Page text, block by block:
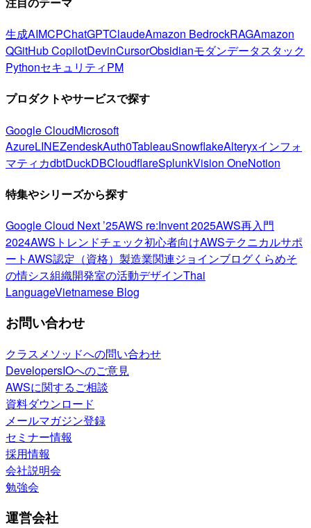
生成AIMCPChatGPTClaudeAmazon BedrockRAGAmazon
QGitHub CopilotDevinCursorObsidianモダンデータスタック
PythonセキュリティPM
プロダクトやサービスで探す
Google CloudMicrosoft
AzureLINEZendeskAuth0TableauSnowflakeAlteryxインフォ
マティカdbtDuckDBCloudflareSplunkVision OneNotion
特集やシリーズから探す
Google Cloud Next ’25AWS re:Invent 2025AWS再入門
2024AWSトレンドチェック初心者向けAWSテクニカルサポ
ートAWS認定（資格） 製造業関連ジョインブログくらめそ
の情シス組織開発室の活動デザインThai
LanguageVietnamese Blog
お問い合わせ
クラスメソッドへの問い合わせ
DevelopersIOへのご意見
AWSに関するご相談
資料ダウンロード
メールマガジン登録
セミナー情報
採用情報
会社説明会
勉強会
運営会社